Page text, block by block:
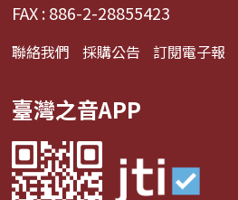
FAX : 886-2-28855423
聯絡我們 採購公告 訂閱電子報
臺灣之音APP